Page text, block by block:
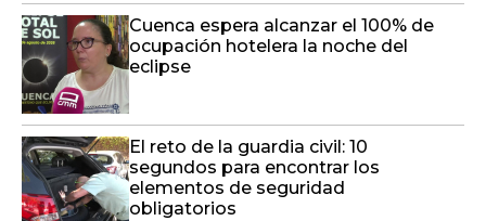
Cuenca espera alcanzar el 100% de
ocupación hotelera la noche del
eclipse
El reto de la guardia civil: 10
segundos para encontrar los
elementos de seguridad
obligatorios